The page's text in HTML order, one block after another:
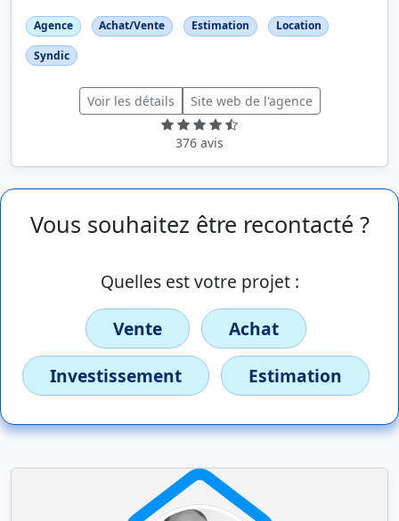
Agence Achat/Vente Estimation
Location
Syndic
Voir les détails Site web de l'agence
376 avis
Vous souhaitez être recontacté ?
Quelles est votre projet :
Vente
Achat
Investissement
Estimation